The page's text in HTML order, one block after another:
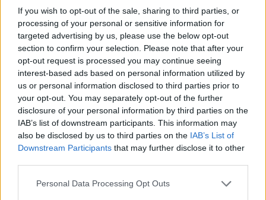
If you wish to opt-out of the sale, sharing to third parties, or
processing of your personal or sensitive information for
targeted advertising by us, please use the below opt-out
section to confirm your selection. Please note that after your
opt-out request is processed you may continue seeing
interest-based ads based on personal information utilized by
us or personal information disclosed to third parties prior to
your opt-out. You may separately opt-out of the further
disclosure of your personal information by third parties on the
IAB’s list of downstream participants. This information may
also be disclosed by us to third parties on the IAB’s List of
Downstream Participants that may further disclose it to other
Personal Data Processing Opt Outs
Castillo de San José, su primera gran exposición
titulada “Azul: el mar y la mujer en perspectiva”,
una colección que combina pintura digital y
acuarelas.
Durante el encuentro, la presidenta quiso
reconocer el talento de Patricia Yurena y su
evolución hacia el ámbito artístico, destacando su
capacidad para inspirar a nuevas generaciones
desde la creatividad, la cultura y la defensa de
igualdad.